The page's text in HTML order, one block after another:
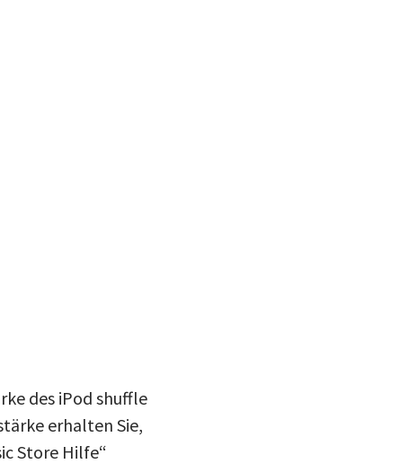
des iPod shuffle
erhalten Sie,
Store Hilfe“